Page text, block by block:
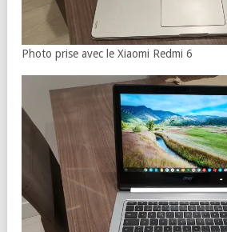
Photo prise avec le Xiaomi Redmi 6